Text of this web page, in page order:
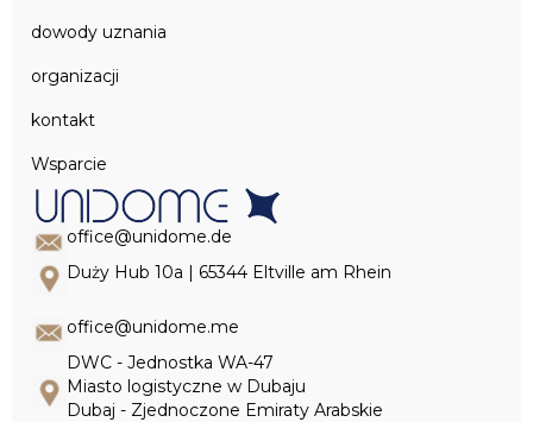
dowody uznania
organizacji
kontakt
Wsparcie
office@unidome.de
Duży Hub 10a | 65344 Eltville am Rhein
office@unidome.me
DWC - Jednostka WA-47
Miasto logistyczne w Dubaju
Dubaj - Zjednoczone Emiraty Arabskie